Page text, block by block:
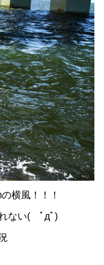
横風！！！
ない( ﾟдﾟ)